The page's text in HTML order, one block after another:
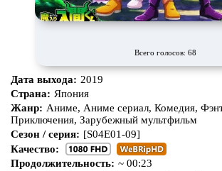
Всего голосов: 68
Дата выхода: 2019
Страна: Япония
Жанр: Аниме, Аниме сериал, Комедия,
Приключения, Зарубежный мультфильм
Сезон / серия: [S04E01-09]
Качество:
Продолжительность: ~ 00:23